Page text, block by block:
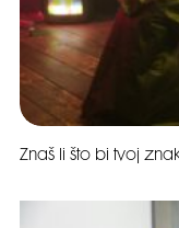
Znaš li što bi tvoj